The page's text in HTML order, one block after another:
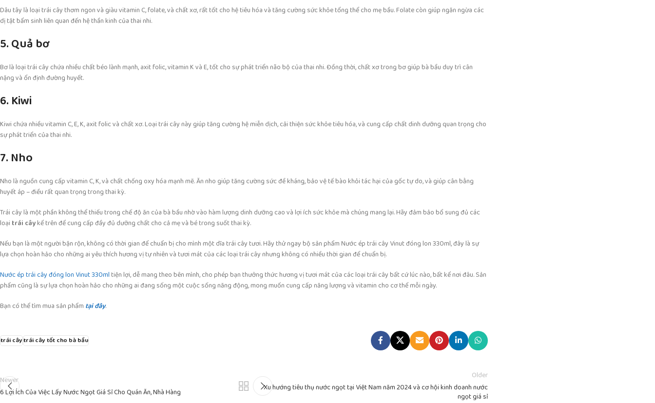
Dâu tây là loại trái cây thơm ngon và giàu vitamin C, folate, và chất xơ, rất tốt cho hệ tiêu hóa và tăng cường sức khỏe tổng thể cho mẹ bầu. Folate còn giúp ngăn ngừa các
dị tật bẩm sinh liên quan đến hệ thần kinh của thai nhi.
5. Quả bơ
Bơ là loại trái cây chứa nhiều chất béo lành mạnh, axit folic, vitamin K và E, tốt cho sự phát triển não bộ của thai nhi. Đồng thời, chất xơ trong bơ giúp bà bầu duy trì cân
nặng và ổn định đường huyết.
6. Kiwi
Kiwi chứa nhiều vitamin C, E, K, axit folic và chất xơ. Loại trái cây này giúp tăng cường hệ miễn dịch, cải thiện sức khỏe tiêu hóa, và cung cấp chất dinh dưỡng quan trọng cho
sự phát triển của thai nhi.
7. Nho
Nho là nguồn cung cấp vitamin C, K, và chất chống oxy hóa mạnh mẽ. Ăn nho giúp tăng cường sức đề kháng, bảo vệ tế bào khỏi tác hại của gốc tự do, và giúp cân bằng
huyết áp – điều rất quan trọng trong thai kỳ.
Trái cây là một phần không thể thiếu trong chế độ ăn của bà bầu nhờ vào hàm lượng dinh dưỡng cao và lợi ích sức khỏe mà chúng mang lại. Hãy đảm bảo bổ sung đủ các
loại trái câykể trên để cung cấp đầy đủ dưỡng chất cho cả mẹ và bé trong suốt thai kỳ.
Nếu bạn là một người bận rộn, không có thời gian để chuẩn bị cho mình một dĩa trái cây tươi. Hãy thử ngay bộ sản phẩm Nước ép trái cây Vinut đóng lon 330ml, đây là sự
lựa chọn hoàn hảo cho những ai yêu thích hương vị tự nhiên và tươi mát của các loại trái cây nhưng không có nhiều thời gian để chuẩn bị.
Nước ép trái cây đóng lon Vinut 330mltiện lợi, dễ mang theo bên mình, cho phép bạn thưởng thức hương vị tươi mát của các loại trái cây bất cứ lúc nào, bất kể nơi đâu. Sản
phẩm cũng là sự lựa chọn hoàn hảo cho những ai đang sống một cuộc sống năng động, mong muốn cung cấp năng lượng và vitamin cho cơ thể mỗi ngày.
Bạn có thể tìm mua sản phẩm tại đây.
trái câytrái cây tốt cho bà bầu
Newer
6 Lợi Ích Của Việc Lấy Nước Ngọt Giá Sỉ Cho Quán Ăn, Nhà Hàng
Older
Xu hướng tiêu thụ nước ngọt tại Việt Nam năm 2024 và cơ hội kinh doanh nước
ngọt giá sỉ